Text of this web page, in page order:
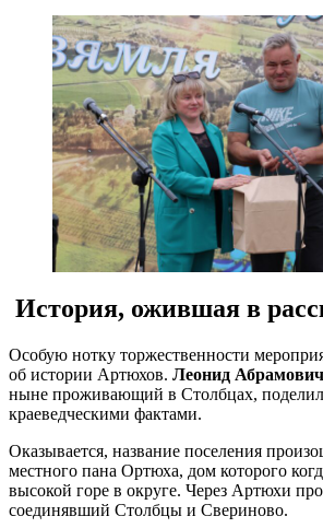
История, ожившая в
Особую нотку торжественности
об истории Артюхов. Леонид Абрамович
ныне проживающий в Столбцах,
краеведческими фактами.
Оказывается, название поселения
местного пана Ортюха, дом которого
высокой горе в округе. Через Артюхи
соединявший Столбцы и Свериново.